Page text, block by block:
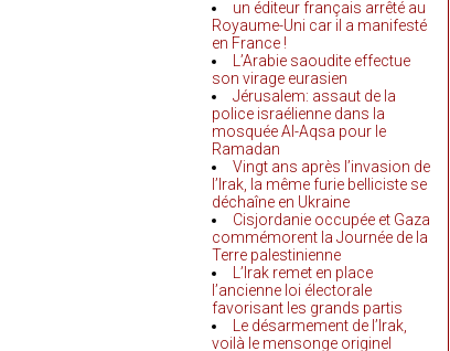
un éditeur français arrêté au
Royaume-Uni car il a manifesté
en France !
L’Arabie saoudite effectue
son virage eurasien
Jérusalem: assaut de la
police israélienne dans la
mosquée Al-Aqsa pour le
Ramadan
Vingt ans après l’invasion de
l’Irak, la même furie belliciste se
déchaîne en Ukraine
Cisjordanie occupée et Gaza
commémorent la Journée de la
Terre palestinienne
L’Irak remet en place
l’ancienne loi électorale
favorisant les grands partis
Le désarmement de l’Irak,
voilà le mensonge originel